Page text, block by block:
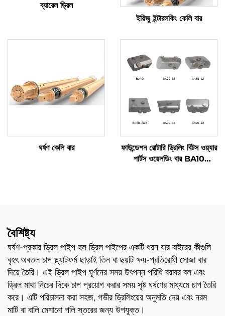
ব্যারেল ড্রিল
ইয়িজু ইন্টারলকিং কেলি বার
ঘর্ষণ কেলি বার
ফাউন্ডেশন রোটারি ড্রিলিং বিটস ওয়্যার
পার্টস ওয়েলডিং বার BA10
বৈশিষ্ট্য
ঘর্ষণ-প্রকার ড্রিল পাইপ হল ড্রিল পাইপের একটি ধরন যার বাইরের কীগুলি
বৃহৎ অবতল চাপ প্ল্যাটফর্ম ছাড়াই তিন বা ছয়টি ক্ষয়-প্রতিরোধী সোজা বার
দিয়ে তৈরি। এই ড্রিল পাইপ ঘূর্ণনের সময় উৎপন্ন পরিধি বরাবর বল এবং
ড্রিল মাথা নিচের দিকে চাপ প্রয়োগ করার সময় সৃষ্ট ঘর্ষণের মাধ্যমে চাপ তৈরি
করে। এটি পরিচালনা করা সহজ, গভীর ড্রিলিংয়ের অনুমতি দেয় এবং নরম
মাটি বা বালি মেশানো পলি স্তরের জন্য উপযুক্ত।